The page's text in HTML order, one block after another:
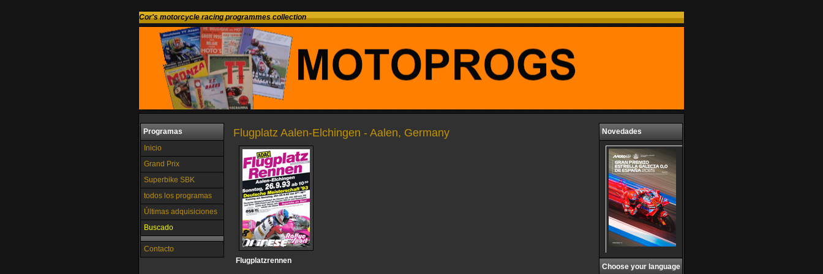
Cor's motorcycle racing programmes collection
Programas
Inicio
Grand Prix
Superbike SBK
todos los programas
Últimas adquisiciones
Buscado
Contacto
Flugplatz Aalen-Elchingen - Aalen, Germany
Flugplatzrennen
Novedades
Choose your language